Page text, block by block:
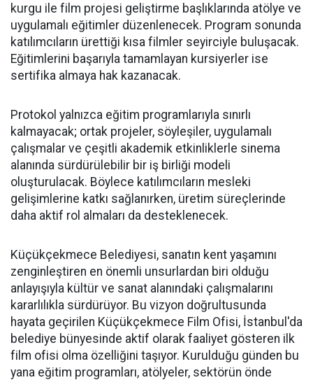
kurgu ile film projesi geliştirme başlıklarında atölye ve
uygulamalı eğitimler düzenlenecek. Program sonunda
katılımcıların ürettiği kısa filmler seyirciyle buluşacak.
Eğitimlerini başarıyla tamamlayan kursiyerler ise
sertifika almaya hak kazanacak.
Protokol yalnızca eğitim programlarıyla sınırlı
kalmayacak; ortak projeler, söyleşiler, uygulamalı
çalışmalar ve çeşitli akademik etkinliklerle sinema
alanında sürdürülebilir bir iş birliği modeli
oluşturulacak. Böylece katılımcıların mesleki
gelişimlerine katkı sağlanırken, üretim süreçlerinde
daha aktif rol almaları da desteklenecek.
Küçükçekmece Belediyesi, sanatın kent yaşamını
zenginleştiren en önemli unsurlardan biri olduğu
anlayışıyla kültür ve sanat alanındaki çalışmalarını
kararlılıkla sürdürüyor. Bu vizyon doğrultusunda
hayata geçirilen Küçükçekmece Film Ofisi, İstanbul'da
belediye bünyesinde aktif olarak faaliyet gösteren ilk
film ofisi olma özelliğini taşıyor. Kurulduğu günden bu
yana eğitim programları, atölyeler, sektörün önde